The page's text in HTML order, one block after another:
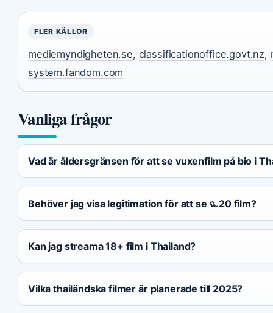
FLER KÄLLOR
mediemyndigheten.se, classificationoffice.govt.nz,
system.fandom.com
Vanliga frågor
Vad är åldersgränsen för att se vuxenfilm på bio i
Behöver jag visa legitimation för att se ฉ.20 film?
Kan jag streama 18+ film i Thailand?
Vilka thailändska filmer är planerade till 2025?